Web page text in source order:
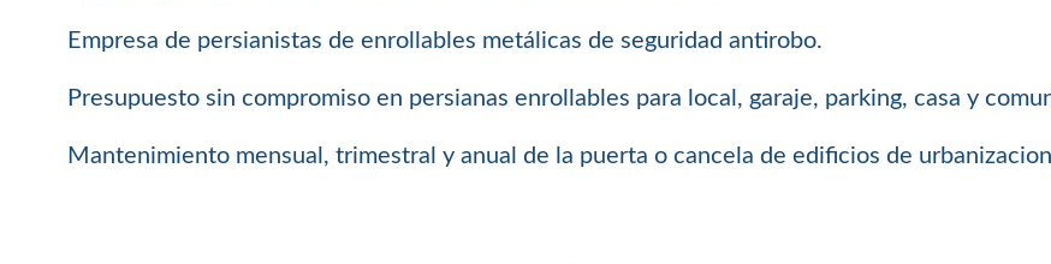
Empresa de persianistas de enrollables metálicas de seguridad antirobo.
Presupuesto sin compromiso en persianas enrollables para local, garaje, parking, casa y
Mantenimiento mensual, trimestral y anual de la puerta o cancela de edificios de